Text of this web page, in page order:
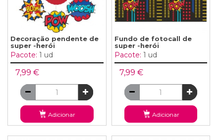
Decoração pendente de
super -herói
Pacote: 1 ud
7,99 €
Adicionar
Fundo de fotocall de
super -herói
Pacote: 1 ud
7,99 €
Adicionar